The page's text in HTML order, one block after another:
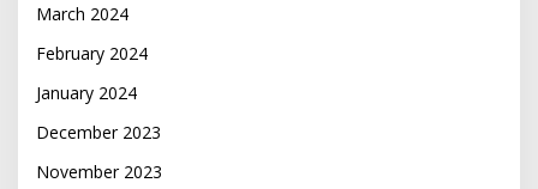
March 2024
February 2024
January 2024
December 2023
November 2023